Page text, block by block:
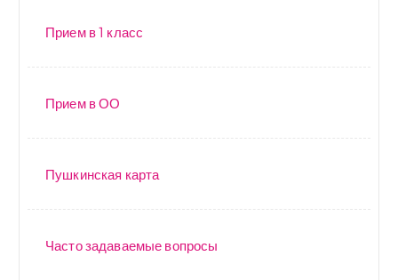
Прием в 1 класс
Прием в ОО
Пушкинская карта
Часто задаваемые вопросы